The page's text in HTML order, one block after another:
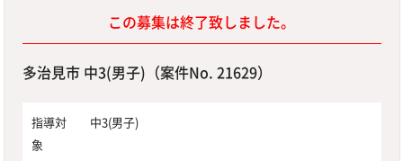
この募集は終了致しました。
多治見市 中3(男子)（案件No. 21629）
指導対
象
中3(男子)